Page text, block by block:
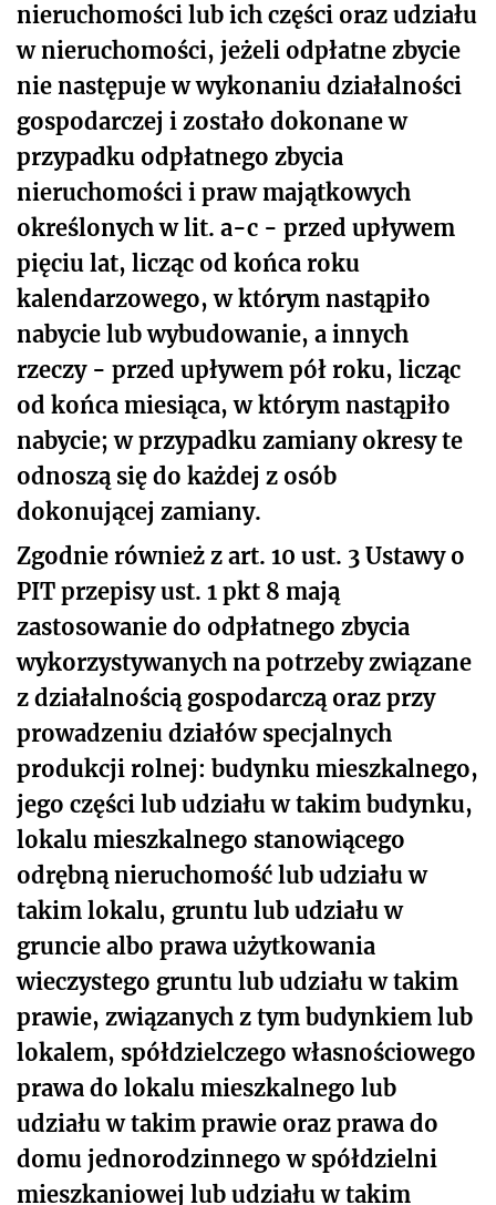
nieruchomości lub ich części oraz udziału
w nieruchomości, jeżeli odpłatne zbycie
nie następuje w wykonaniu działalności
gospodarczej i zostało dokonane w
przypadku odpłatnego zbycia
nieruchomości i praw majątkowych
określonych w lit. a-c - przed upływem
pięciu lat, licząc od końca roku
kalendarzowego, w którym nastąpiło
nabycie lub wybudowanie, a innych
rzeczy - przed upływem pół roku, licząc
od końca miesiąca, w którym nastąpiło
nabycie; w przypadku zamiany okresy te
odnoszą się do każdej z osób
dokonującej zamiany.
Zgodnie również z art. 10 ust. 3 Ustawy o
PIT przepisy ust. 1 pkt 8 mają
zastosowanie do odpłatnego zbycia
wykorzystywanych na potrzeby związane
z działalnością gospodarczą oraz przy
prowadzeniu działów specjalnych
produkcji rolnej: budynku mieszkalnego,
jego części lub udziału w takim budynku,
lokalu mieszkalnego stanowiącego
odrębną nieruchomość lub udziału w
takim lokalu, gruntu lub udziału w
gruncie albo prawa użytkowania
wieczystego gruntu lub udziału w takim
prawie, związanych z tym budynkiem lub
lokalem, spółdzielczego własnościowego
prawa do lokalu mieszkalnego lub
udziału w takim prawie oraz prawa do
domu jednorodzinnego w spółdzielni
mieszkaniowej lub udziału w takim